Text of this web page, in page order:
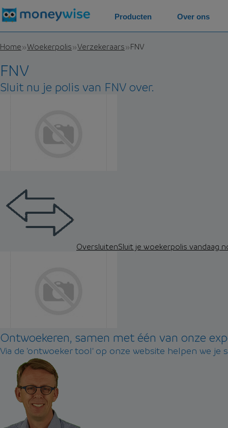
Home Woekerpolis Verzekeraars FNV
FNV
Sluit nu je polis van FNV over.
OversluitenSluit je woekerpolis vandaag
Ontwoekeren, samen met één van onze
Via de 'ontwoeker tool' op onze website helpen we je
Producten Over ons